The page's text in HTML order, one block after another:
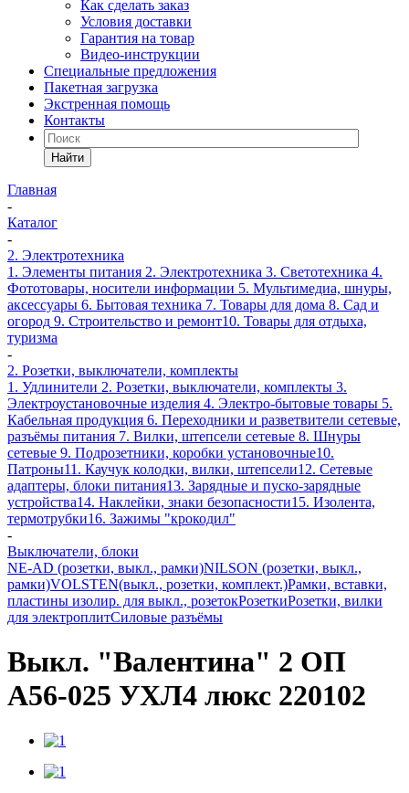
Как сделать заказ
Условия доставки
Гарантия на товар
Видео-инструкции
Специальные предложения
Пакетная загрузка
Экстренная помощь
Контакты
Найти
Главная
-
Каталог
-
2. Электротехника
1. Элементы питания 2. Электротехника 3. Светотехника 4.
Фототовары, носители информации 5. Мультимедиа, шнуры,
аксессуары 6. Бытовая техника 7. Товары для дома 8. Сад и
огород 9. Строительство и ремонт10. Товары для отдыха,
туризма
-
2. Розетки, выключатели, комплекты
1. Удлинители 2. Розетки, выключатели, комплекты 3.
Электроустановочные изделия 4. Электро-бытовые товары 5.
Кабельная продукция 6. Переходники и разветвители сетевые,
разъёмы питания 7. Вилки, штепсели сетевые 8. Шнуры
сетевые 9. Подрозетники, коробки установочные10.
Патроны11. Каучук колодки, вилки, штепсели12. Сетевые
адаптеры, блоки питания13. Зарядные и пуско-зарядные
устройства14. Наклейки, знаки безопасности15. Изолента,
термотрубки16. Зажимы "крокодил"
-
Выключатели, блоки
NE-AD (розетки, выкл., рамки)NILSON (розетки, выкл.,
рамки)VOLSTEN(выкл., розетки, комплект.)Рамки, вставки,
пластины изолир. для выкл., розетокРозеткиРозетки, вилки
для электроплитСиловые разъёмы
Выкл. "Валентина" 2 ОП
А56-025 УХЛ4 люкс 220102